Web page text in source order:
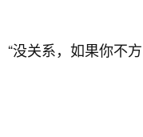
没关系，如果你不方